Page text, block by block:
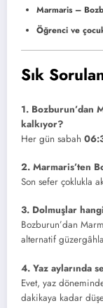
Marmaris –
Öğrenci ve
Sık
1. Bozburun’dan
kalkıyor?
Her gün sabah
2. Marmaris’ten
Son sefer çoklukla
3. Dolmuşlar
Bozburun’dan
alternatif
4. Yaz aylarında
Evet, yaz
dakikaya kadar